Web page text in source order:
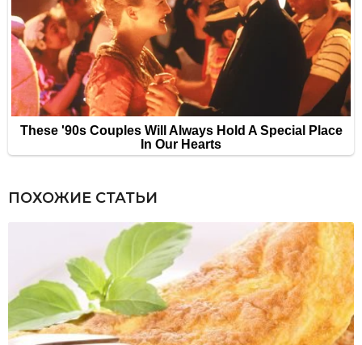
ПОХОЖИЕ СТАТЬИ